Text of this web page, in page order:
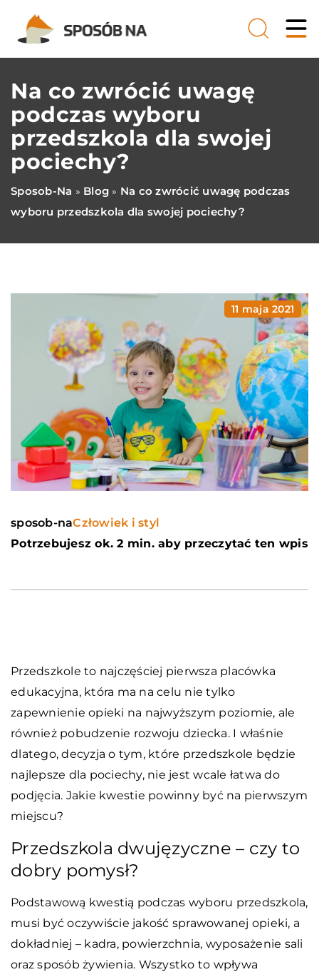
Na co zwrócić uwagę
podczas wyboru
przedszkola dla swojej
pociechy?
Sposob-Na » Blog » Na co zwrócić uwagę podczas
wyboru przedszkola dla swojej pociechy?
11 maja 2021
sposob-naCzłowiek i styl
Potrzebujesz ok. 2 min. aby przeczytać ten wpis
Przedszkole to najczęściej pierwsza placówka
edukacyjna, która ma na celu nie tylko
zapewnienie opieki na najwyższym poziomie, ale
również pobudzenie rozwoju dziecka. I właśnie
dlatego, decyzja o tym, które przedszkole będzie
najlepsze dla pociechy, nie jest wcale łatwa do
podjęcia. Jakie kwestie powinny być na pierwszym
miejscu?
Przedszkola dwujęzyczne – czy to
dobry pomysł?
Podstawową kwestią podczas wyboru przedszkola,
musi być oczywiście jakość sprawowanej opieki, a
dokładniej – kadra, powierzchnia, wyposażenie sali
oraz sposób żywienia. Wszystko to wpływa